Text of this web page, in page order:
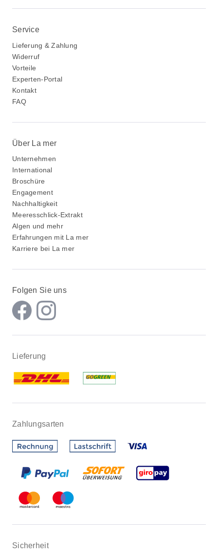
Service
Lieferung & Zahlung
Widerruf
Vorteile
Experten-Portal
Kontakt
FAQ
Über La mer
Unternehmen
International
Broschüre
Engagement
Nachhaltigkeit
Meeresschlick-Extrakt
Algen und mehr
Erfahrungen mit La mer
Karriere bei La mer
Folgen Sie uns
Lieferung
Zahlungsarten
Sicherheit